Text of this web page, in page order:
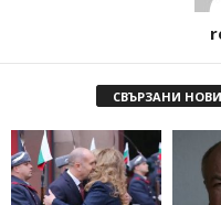
СВЪРЗАНИ